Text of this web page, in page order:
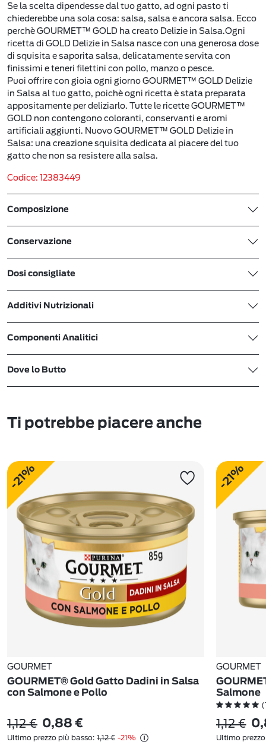
Se la scelta dipendesse dal tuo gatto, ad ogni pasto ti
chiederebbe una sola cosa: salsa, salsa e ancora salsa. Ecco
perchè GOURMET™ GOLD ha creato Delizie in Salsa.Ogni
ricetta di GOLD Delizie in Salsa nasce con una generosa dose
di squisita e saporita salsa, delicatamente servita con
finissimi e teneri filettini con pollo, manzo o pesce.
Puoi offrire con gioia ogni giorno GOURMET™ GOLD Delizie
in Salsa al tuo gatto, poichè ogni ricetta è stata preparata
appositamente per deliziarlo. Tutte le ricette GOURMET™
GOLD non contengono coloranti, conservanti e aromi
artificiali aggiunti. Nuovo GOURMET™ GOLD Delizie in
Salsa: una creazione squisita dedicata al piacere del tuo
gatto che non sa resistere alla salsa.
Codice: 12383449
Composizione
Conservazione
Dosi consigliate
Additivi Nutrizionali
Componenti Analitici
Dove lo Butto
Ti potrebbe piacere anche
-21%
GOURMET
GOURMET® Gold Gatto Dadini in Salsa
con Salmone e Pollo
1,12 € 0,88 €
Ultimo prezzo più basso: 1,12 € -21%
-21%
GOURMET
Salmone
1,12 €
Ultimo